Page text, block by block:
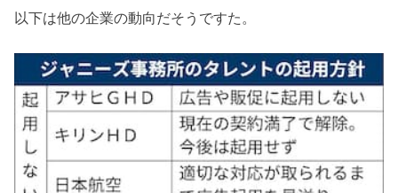
以下は他の企業の動向だそうですた。